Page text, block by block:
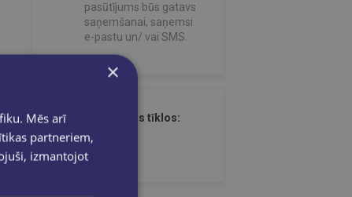
pasūtījums būs gatavs
saņemšanai, saņemsi
e-pastu un/ vai SMS.
Dalies sociālajos tīklos:
×
Mēs arī
partneriem,
izmantojot